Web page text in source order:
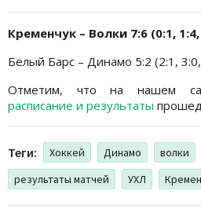
Кременчук – Волки 7:6 (0:1,
Белый Барс – Динамо 5:2 (2:1,
Отметим, что на нашем
расписание и результаты
Теги: Хоккей Динамо волки
результаты матчей
УХЛ